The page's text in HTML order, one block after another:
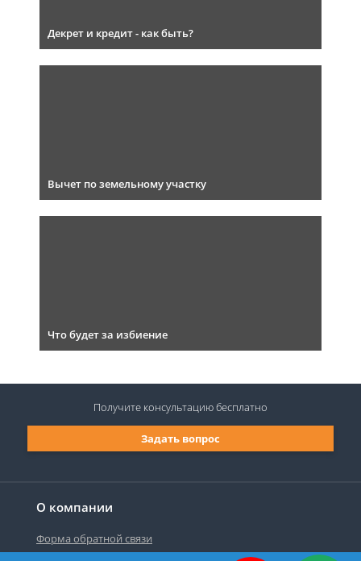
Декрет и кредит - как быть?
Вычет по земельному участку
Что будет за избиение
О компании
Форма обратной связи
Задать вопрос
Получите консультациюбесплатно